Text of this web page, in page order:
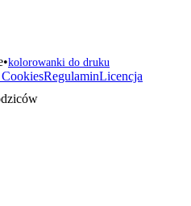
•kolorowanki do druku
RegulaminLicencja